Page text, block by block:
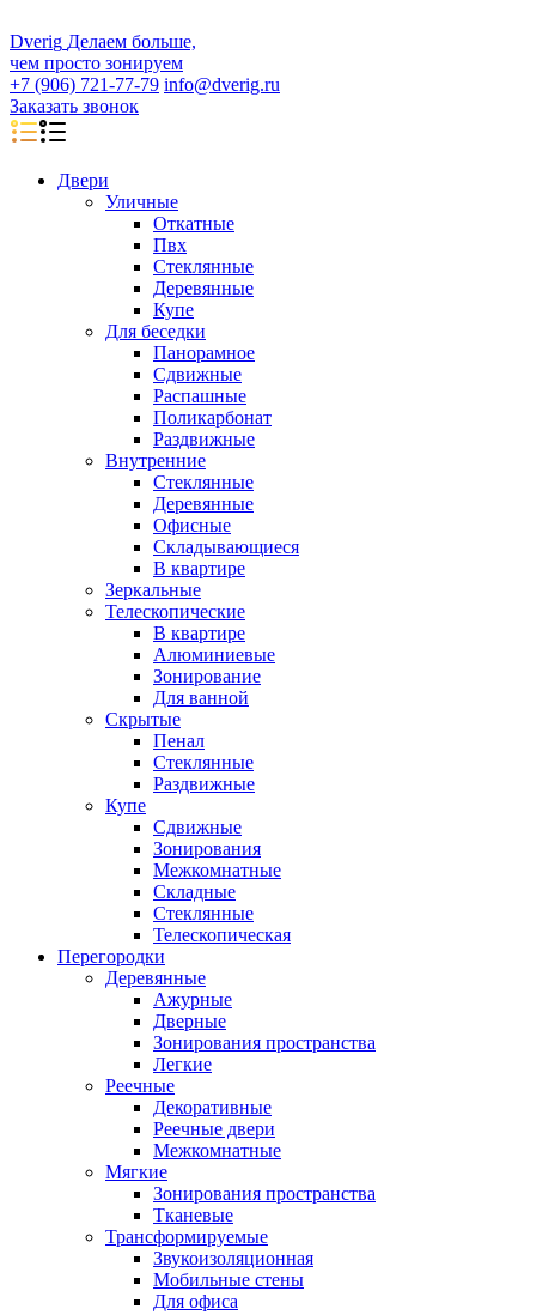
Dverig Делаем больше,
чем просто зонируем
+7 (906) 721-77-79 info@dverig.ru
Заказать звонок
Двери
Уличные
Откатные
Пвх
Стеклянные
Деревянные
Купе
Для беседки
Панорамное
Сдвижные
Распашные
Поликарбонат
Раздвижные
Внутренние
Стеклянные
Деревянные
Офисные
Складывающиеся
В квартире
Зеркальные
Телескопические
В квартире
Алюминиевые
Зонирование
Для ванной
Скрытые
Пенал
Стеклянные
Раздвижные
Купе
Сдвижные
Зонирования
Межкомнатные
Складные
Стеклянные
Телескопическая
Перегородки
Деревянные
Ажурные
Дверные
Зонирования пространства
Легкие
Реечные
Декоративные
Реечные двери
Межкомнатные
Мягкие
Зонирования пространства
Тканевые
Трансформируемые
Звукоизоляционная
Мобильные стены
Для офиса